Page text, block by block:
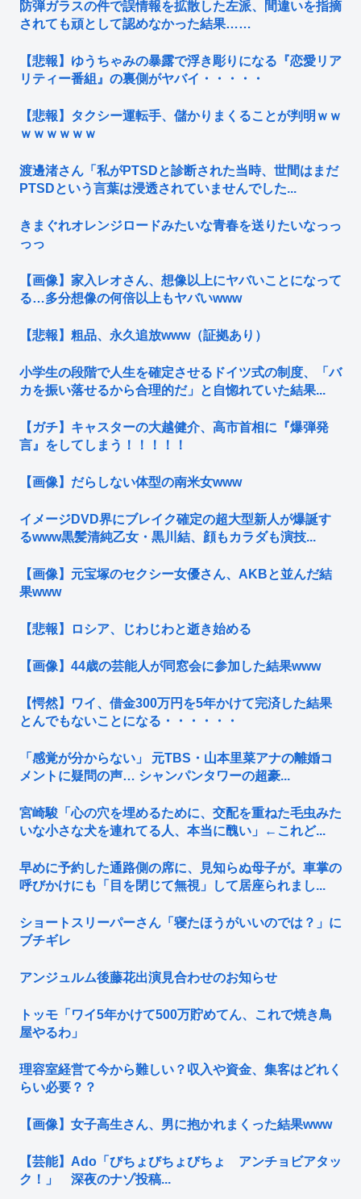
防弾ガラスの件で誤情報を拡散した左派、間違いを指摘
されても頑として認めなかった結果……
【悲報】ゆうちゃみの暴露で浮き彫りになる『恋愛リア
リティー番組』の裏側がヤバイ・・・・・
【悲報】タクシー運転手、儲かりまくることが判明ｗｗ
ｗｗｗｗｗｗ
渡邊渚さん「私がPTSDと診断された当時、世間はまだ
PTSDという言葉は浸透されていませんでした...
きまぐれオレンジロードみたいな青春を送りたいなっっ
っっ
【画像】家入レオさん、想像以上にヤバいことになって
る…多分想像の何倍以上もヤバいwww
【悲報】粗品、永久追放www（証拠あり）
小学生の段階で人生を確定させるドイツ式の制度、「バ
カを振い落せるから合理的だ」と自惚れていた結果...
【ガチ】キャスターの大越健介、高市首相に『爆弾発
言』をしてしまう！！！！！
【画像】だらしない体型の南米女www
イメージDVD界にブレイク確定の超大型新人が爆誕す
るwww黒髪清純乙女・黒川結、顔もカラダも演技...
【画像】元宝塚のセクシー女優さん、AKBと並んだ結
果www
【悲報】ロシア、じわじわと逝き始める
【画像】44歳の芸能人が同窓会に参加した結果www
【愕然】ワイ、借金300万円を5年かけて完済した結果
とんでもないことになる・・・・・・
「感覚が分からない」 元TBS・山本里菜アナの離婚コ
メントに疑問の声… シャンパンタワーの超豪...
宮崎駿「心の穴を埋めるために、交配を重ねた毛虫みた
いな小さな犬を連れてる人、本当に醜い」←これど...
早めに予約した通路側の席に、見知らぬ母子が。車掌の
呼びかけにも「目を閉じて無視」して居座られまし...
ショートスリーパーさん「寝たほうがいいのでは？」に
ブチギレ
アンジュルム後藤花出演見合わせのお知らせ
トッモ「ワイ5年かけて500万貯めてん、これで焼き鳥
屋やるわ」
理容室経営て今から難しい？収入や資金、集客はどれく
らい必要？？
【画像】女子高生さん、男に抱かれまくった結果www
【芸能】Ado「びちょびちょびちょ アンチョビアタッ
ク！」 深夜のナゾ投稿...